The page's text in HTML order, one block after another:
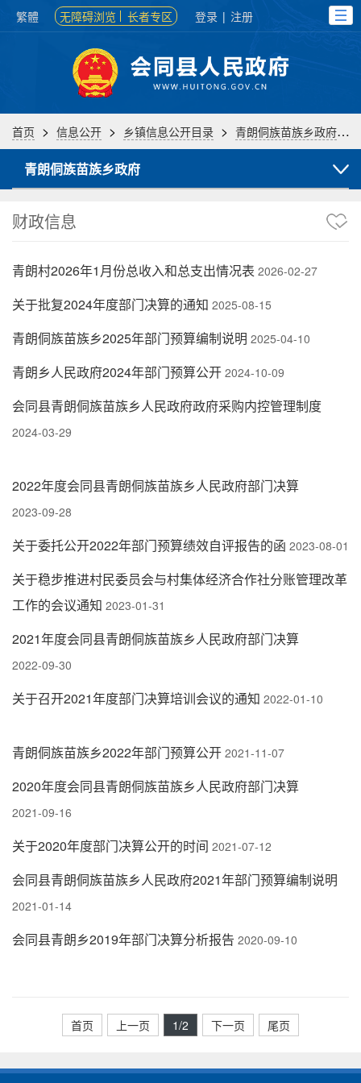
繁體 无障碍浏览 长者专区 登录 | 注册
首页 > 信息公开 > 乡镇信息公开目录 > 青朗侗族苗族乡政府 >
青朗侗族苗族乡政府
财政信息
青朗村2026年1月份总收入和总支出情况表 2026-02-27
关于批复2024年度部门决算的通知 2025-08-15
青朗侗族苗族乡2025年部门预算编制说明 2025-04-10
青朗乡人民政府2024年部门预算公开 2024-10-09
会同县青朗侗族苗族乡人民政府政府采购内控管理制度
2024-03-29
2022年度会同县青朗侗族苗族乡人民政府部门决算
2023-09-28
关于委托公开2022年部门预算绩效自评报告的函 2023-08-01
关于稳步推进村民委员会与村集体经济合作社分账管理改革
工作的会议通知 2023-01-31
2021年度会同县青朗侗族苗族乡人民政府部门决算
2022-09-30
关于召开2021年度部门决算培训会议的通知 2022-01-10
青朗侗族苗族乡2022年部门预算公开 2021-11-07
2020年度会同县青朗侗族苗族乡人民政府部门决算
2021-09-16
关于2020年度部门决算公开的时间 2021-07-12
会同县青朗侗族苗族乡人民政府2021年部门预算编制说明
2021-01-14
会同县青朗乡2019年部门决算分析报告 2020-09-10
首页 上一页 1/2 下一页 尾页